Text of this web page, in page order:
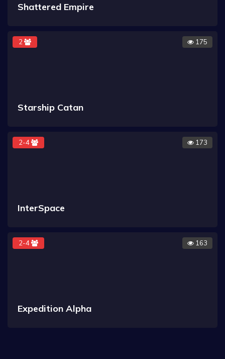
Shattered Empire
2 175
Starship Catan
2-4 173
InterSpace
2-4 163
Expedition Alpha